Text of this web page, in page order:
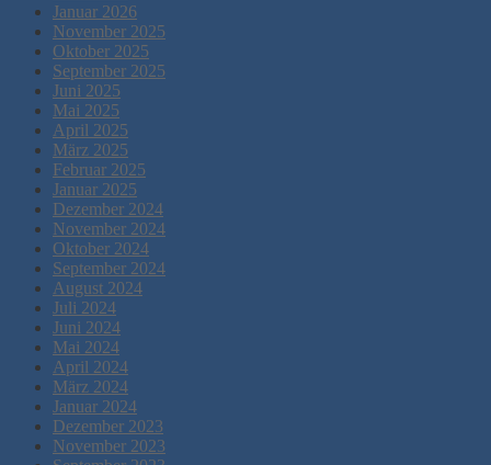
Januar 2026
November 2025
Oktober 2025
September 2025
Juni 2025
Mai 2025
April 2025
März 2025
Februar 2025
Januar 2025
Dezember 2024
November 2024
Oktober 2024
September 2024
August 2024
Juli 2024
Juni 2024
Mai 2024
April 2024
März 2024
Januar 2024
Dezember 2023
November 2023